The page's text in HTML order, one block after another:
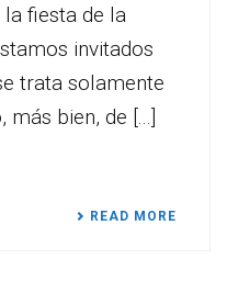
la fiesta de la
invitados
trata solamente
más bien, de [...]
READ MORE